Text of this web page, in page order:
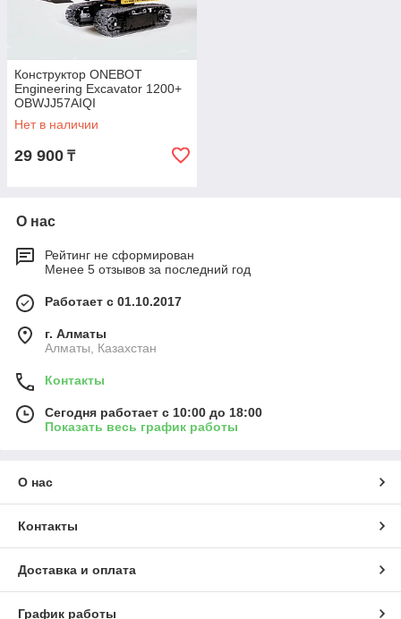
Конструктор ONEBOT
Engineering Excavator 1200+
OBWJJ57AIQI
Нет в наличии
29 900 ₸
О нас
Рейтинг не сформирован
Менее 5 отзывов за последний год
Работает с 01.10.2017
г. Алматы
Алматы, Казахстан
Контакты
Сегодня работает с 10:00 до 18:00
Показать весь график работы
О нас
Контакты
Доставка и оплата
График работы